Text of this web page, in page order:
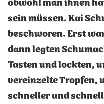
sein müssen. Kai
beschworen. Erst
dann legten
Tasten und lockten,
vereinzelte Tropfen,
schneller und